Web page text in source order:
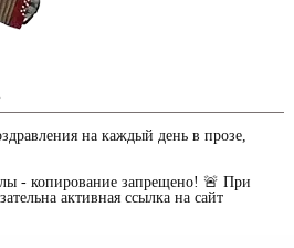
на каждый день в прозе,
- копирование запрещено! 🚨 При
активная ссылка на сайт